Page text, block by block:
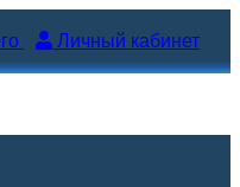
Личный кабинет